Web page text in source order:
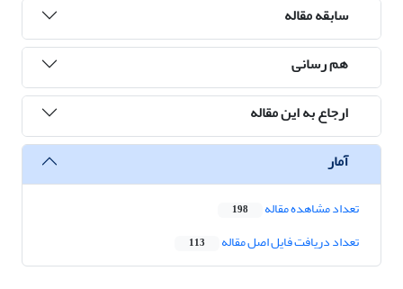
سابقه مقاله
هم رسانی
ارجاع به این مقاله
آمار
تعداد مشاهده مقاله 198
تعداد دریافت فایل اصل مقاله 113